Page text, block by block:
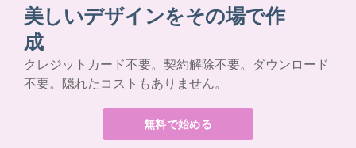
美しいデザインをその場で作
成
クレジットカード不要。契約解除不要。ダウンロード
不要。隠れたコストもありません。
無料で始める